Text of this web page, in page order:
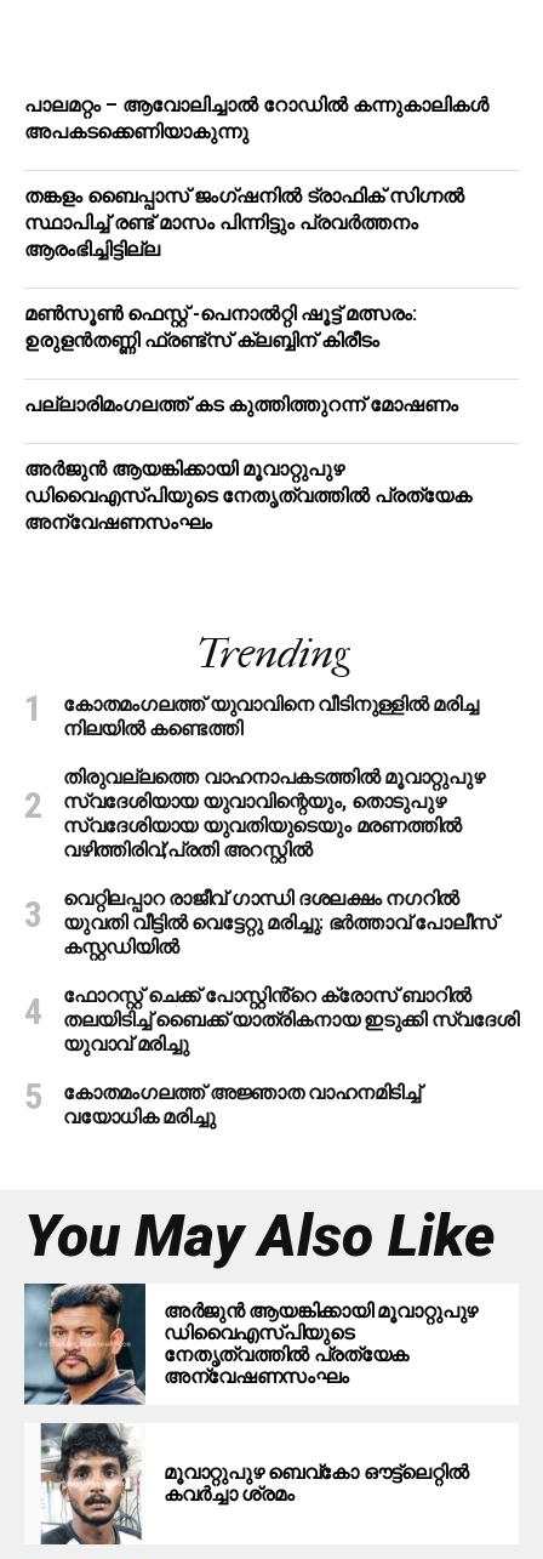
പാലമറ്റം – ആവോലിച്ചാൽ റോഡിൽ കന്നുകാലികൾ
അപകടക്കെണിയാകുന്നു
തങ്കളം ബൈപ്പാസ് ജംഗ്ഷനിൽ ട്രാഫിക് സിഗ്നല്‍
സ്ഥാപിച്ച് രണ്ട് മാസം പിന്നിട്ടും പ്രവർത്തനം
ആരംഭിച്ചിട്ടില്ല
മൺസൂൺ ഫെസ്റ്റ് -പെനാൽറ്റി ഷൂട്ട് മത്സരം:
ഉരുളൻതണ്ണി ഫ്രണ്ട്സ് ക്ലബ്ബിന് കിരീടം
പ​ല്ലാ​രി​മം​ഗ​ല​ത്ത് ക​ട കു​ത്തി​ത്തുറ​ന്ന് മോ​ഷ​ണം
അര്‍ജുന്‍ ആയങ്കിക്കായി മൂവാറ്റുപുഴ
ഡിവൈഎസ്പിയുടെ നേതൃത്വത്തില്‍ പ്രത്യേക
അന്വേഷണസംഘം
Trending
കോതമംഗലത്ത് യുവാവിനെ വീടിനുള്ളിൽ മരിച്ച
നിലയിൽ കണ്ടെത്തി
തിരുവല്ലത്തെ വാഹനാപകടത്തില്‍ മൂവാറ്റുപുഴ
സ്വദേശിയായ യുവാവിന്റെയും, തൊടുപുഴ
സ്വദേശിയായ യുവതിയുടെയും മരണത്തില്‍
വഴിത്തിരിവ്;പ്രതി അറസ്റ്റില്‍
വെറ്റിലപ്പാറ രാജീവ് ഗാന്ധി ദശലക്ഷം നഗറിൽ
യുവതി വീട്ടിൽ വെട്ടേറ്റു മരിച്ചു: ഭർത്താവ് പോലീസ്
കസ്റ്റഡിയിൽ
ഫോറസ്റ്റ് ചെക്ക് പോസ്റ്റിൻ്റെ ക്രോസ് ബാറില്‍
തലയിടിച്ച് ബൈക്ക് യാത്രികനായ ഇടുക്കി സ്വദേശി
യുവാവ് മരിച്ചു
കോതമംഗലത്ത് അജ്ഞാത വാഹനമിടിച്ച്
വയോധിക മരിച്ചു
You May Also Like
അര്‍ജുന്‍ ആയങ്കിക്കായി മൂവാറ്റുപുഴ
ഡിവൈഎസ്പിയുടെ
നേതൃത്വത്തില്‍ പ്രത്യേക
അന്വേഷണസംഘം
മൂ​വാ​റ്റു​പു​ഴ ബെ​വ്കോ ഔ​ട്ട്‌​ലെ​റ്റിൽ
കവർച്ചാ ശ്രമം